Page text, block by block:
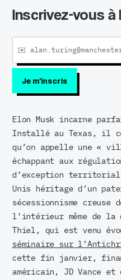
Inscrivez-vous
Elon Musk incarne
Installé au Texas, il
qu’on appelle une «
échappant aux
d’exception
Unis héritage d’un
sécessionnisme
l’intérieur même de la
Thiel, qui est venu
séminaire sur
cette fin janvier,
américain, JD Vance